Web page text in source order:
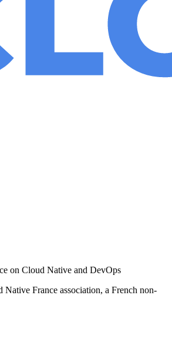
on Cloud Native and DevOps
Native France association, a French non-